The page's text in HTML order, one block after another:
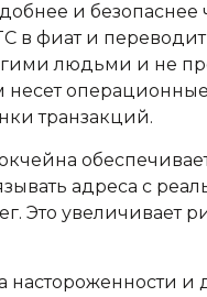
и безопаснее
в фиат и
людьми и не
несет
транзакций.
адреса с
Это увеличивает
настороженности